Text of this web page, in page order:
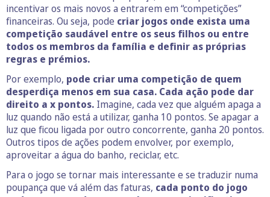
incentivar os mais novos a entrarem em “competições”
financeiras. Ou seja, pode criar jogos onde exista uma
competição saudável entre os seus filhos ou entre
todos os membros da família e definir as próprias
regras e prémios.
Por exemplo, pode criar uma competição de quem
desperdiça menos em sua casa. Cada ação pode dar
direito a x pontos. Imagine, cada vez que alguém apaga a
luz quando não está a utilizar, ganha 10 pontos. Se apagar a
luz que ficou ligada por outro concorrente, ganha 20 pontos.
Outros tipos de ações podem envolver, por exemplo,
aproveitar a água do banho, reciclar, etc.
Para o jogo se tornar mais interessante e se traduzir numa
poupança que vá além das faturas, cada ponto do jogo